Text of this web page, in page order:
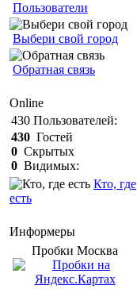
Пользователи
Выбери свой город
Обратная связь
Online
430 Пользователей:
430 Гостей
0 Скрытых
0 Видимых:
Кто, где
есть
Информеры
Пробки Mосква